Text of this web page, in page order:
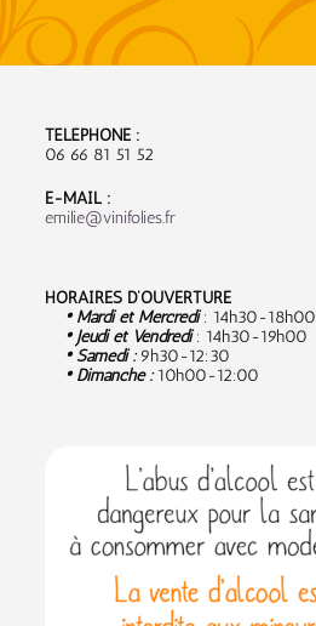
TÉLÉPHONE :
06 66 81 51 52
E-MAIL :
emilie@vinifolies.fr
HORAIRES D’OUVERTURE
• Mardi et Mercredi: 14h30-18h00
• Jeudi et Vendredi: 14h30-19h00
• Samedi :9h30-12:30
• Dimanche :10h00-12:00